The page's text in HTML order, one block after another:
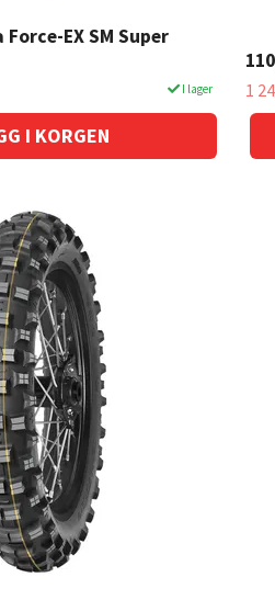
EX SM Super
I lager 1